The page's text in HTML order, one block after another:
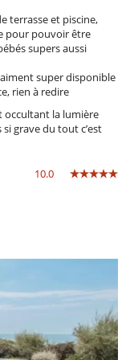
terrasse et piscine,
pour pouvoir être
supers aussi
super disponible
rien à redire
occultant la lumière
grave du tout c’est
10.0